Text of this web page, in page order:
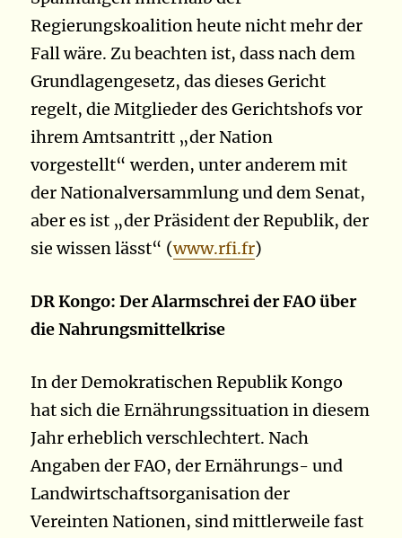
Regierungskoalition heute nicht mehr der
Fall wäre. Zu beachten ist, dass nach dem
Grundlagengesetz, das dieses Gericht
regelt, die Mitglieder des Gerichtshofs vor
ihrem Amtsantritt „der Nation
vorgestellt“ werden, unter anderem mit
der Nationalversammlung und dem Senat,
aber es ist „der Präsident der Republik, der
sie wissen lässt“ (www.rfi.fr)
DR Kongo: Der Alarmschrei der FAO über
die Nahrungsmittelkrise
In der Demokratischen Republik Kongo
hat sich die Ernährungssituation in diesem
Jahr erheblich verschlechtert. Nach
Angaben der FAO, der Ernährungs- und
Landwirtschaftsorganisation der
Vereinten Nationen, sind mittlerweile fast